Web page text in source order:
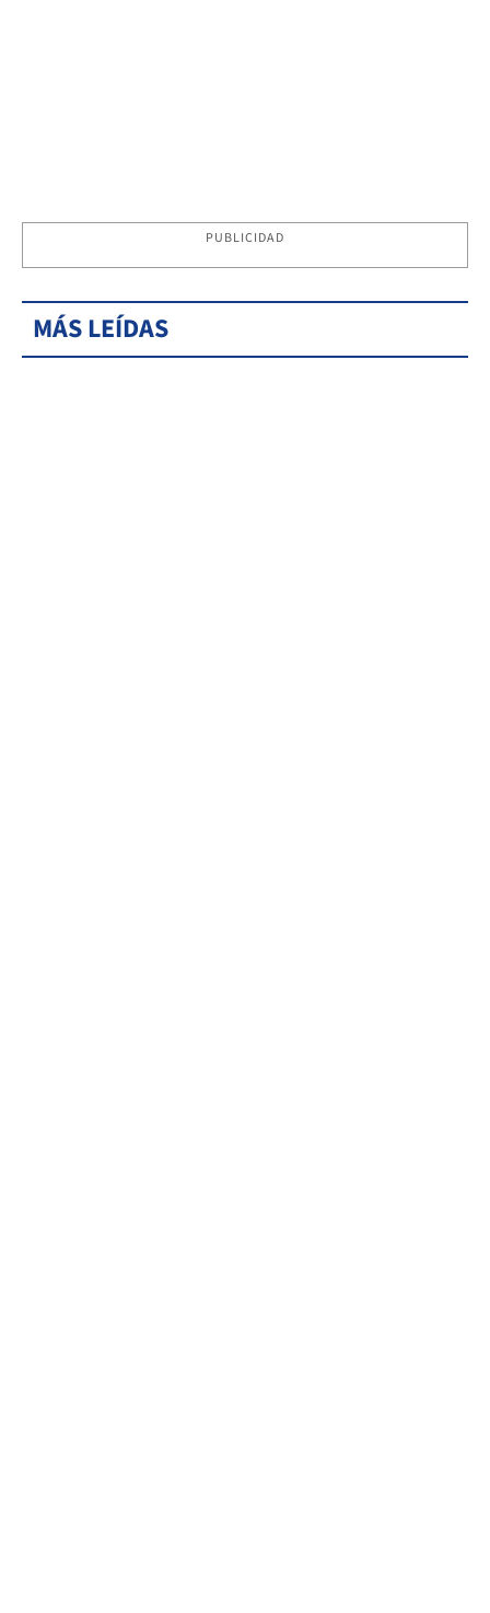
PUBLICIDAD
MÁS LEÍDAS